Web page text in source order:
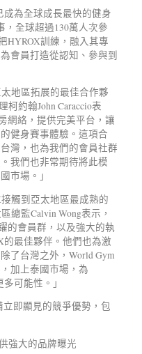
成為全球成長最快的健身
，全球超過130萬人次參
HYROX訓練，融入其專
會員打造從認知、參與到
太地區拓展的最佳合作夥
約翰John Caraccio表
網絡，提供完美平台，讓
健身賽事體驗。這項合
灣，也為我們的會員社群
我們也非常期待將此模
市場。」
接觸到亞太地區最成熟的
總監Calvin Wong表示，
的會員群，以及強大的執
的最佳夥伴。他們也為激
了台灣之外，World Gym
加上泰國市場，為
可能性。」
立即顯見的競爭優勢，包
強大的品牌曝光